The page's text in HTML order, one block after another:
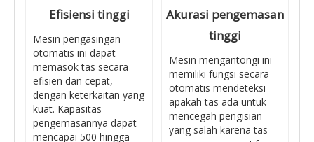
Efisiensi tinggi
Mesin pengasingan
otomatis ini dapat
memasok tas secara
efisien dan cepat,
dengan keterkaitan yang
kuat. Kapasitas
pengemasannya dapat
mencapai 500 hingga
Akurasi pengemasan
tinggi
Mesin mengantongi ini
memiliki fungsi secara
otomatis mendeteksi
apakah tas ada untuk
mencegah pengisian
yang salah karena tas